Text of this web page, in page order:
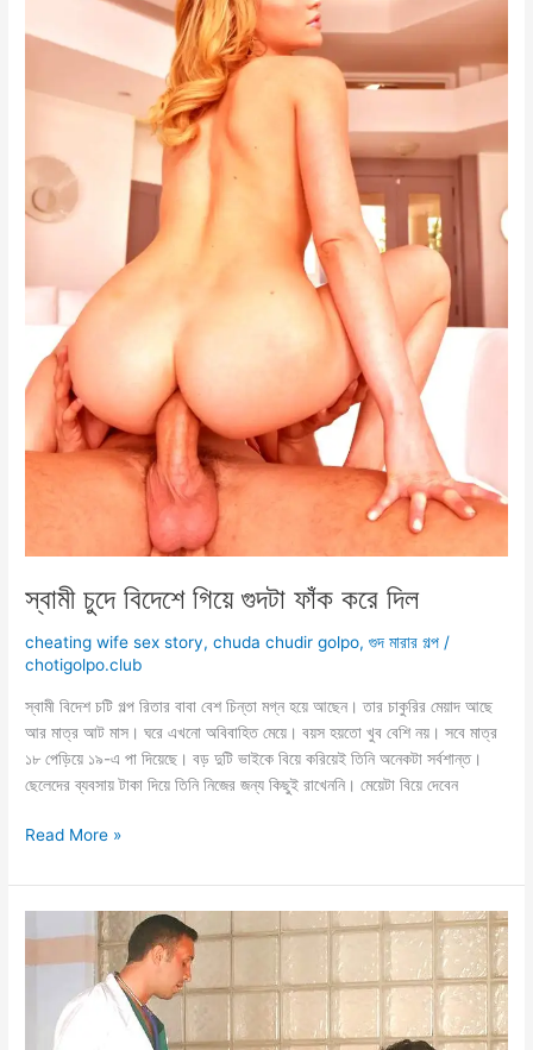
স্বামী চুদে বিদেশে গিয়ে গুদটা ফাঁক করে দিল
cheating wife sex story,chuda chudir golpo,গুদ মারার গল্প /
chotigolpo.club
স্বামী বিদেশ চটি গল্প রিতার বাবা বেশ চিন্তা মগ্ন হয়ে আছেন। তার চাকুরির মেয়াদ আছে
আর মাত্র আট মাস। ঘরে এখনো অবিবাহিত মেয়ে। বয়স হয়তো খুব বেশি নয়। সবে মাত্র
১৮ পেড়িয়ে ১৯-এ পা দিয়েছে। বড় দুটি ভাইকে বিয়ে করিয়েই তিনি অনেকটা সর্বশান্ত।
ছেলেদের ব্যবসায় টাকা দিয়ে তিনি নিজের জন্য কিছুই রাখেননি। মেয়েটা বিয়ে দেবেন
স্বামী
বিদেশে
গিয়ে
গুদটা
ফাঁক
Read More »